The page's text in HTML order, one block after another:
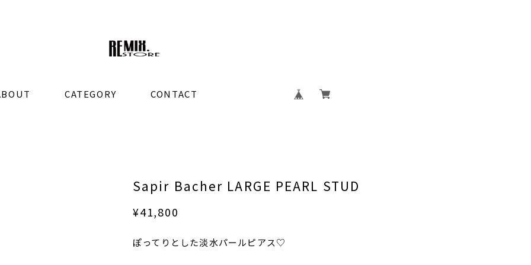
CATEGORY CONTACT
Sapir Bacher LARGE PEARL STUD
¥41,800
ぽってりとした淡水パールピアス♡